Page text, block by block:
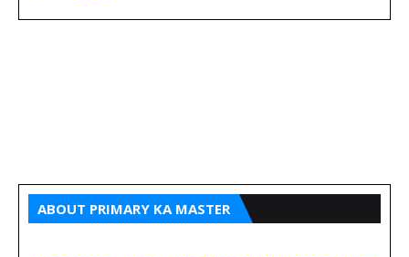
ABOUT PRIMARY KA MASTER